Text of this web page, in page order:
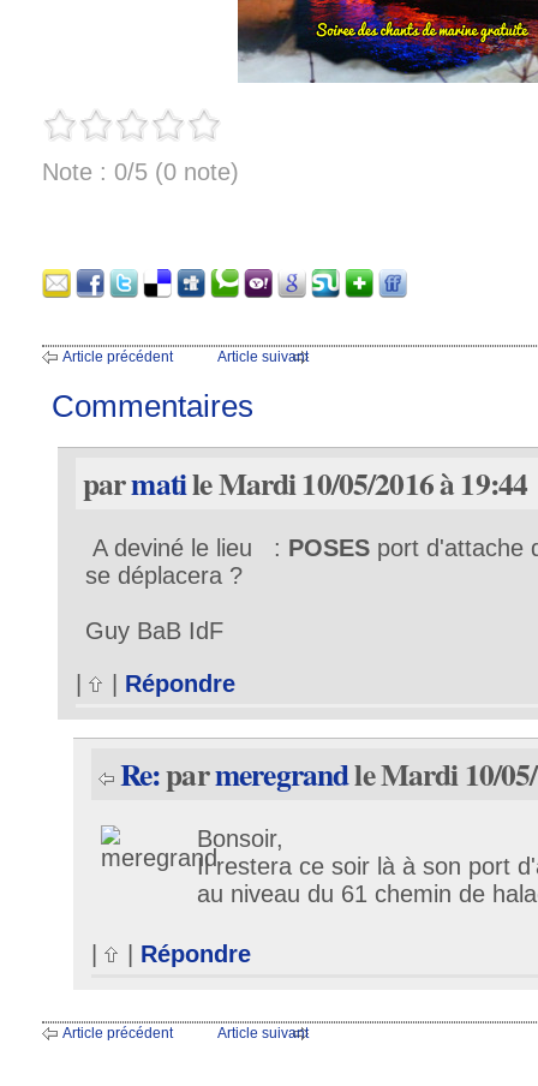
Note : 0/5 (0 note)
Article précédent Article suivant
Commentaires
parmatile Mardi 10/05/2016 à 19:44
A deviné le lieu : POSESport d'attache
se déplacera ?
Guy BaB IdF
Répondre
Re:parmeregrandle Mardi 10/
Bonsoir,
Il restera ce soir là à son port
au niveau du 61 chemin de
Répondre
Article précédent Article suivant